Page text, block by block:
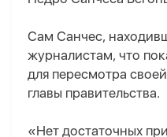
Сам Санчес,
журналистам, что
для пересмотра
главы правительства.
«Нет достаточных